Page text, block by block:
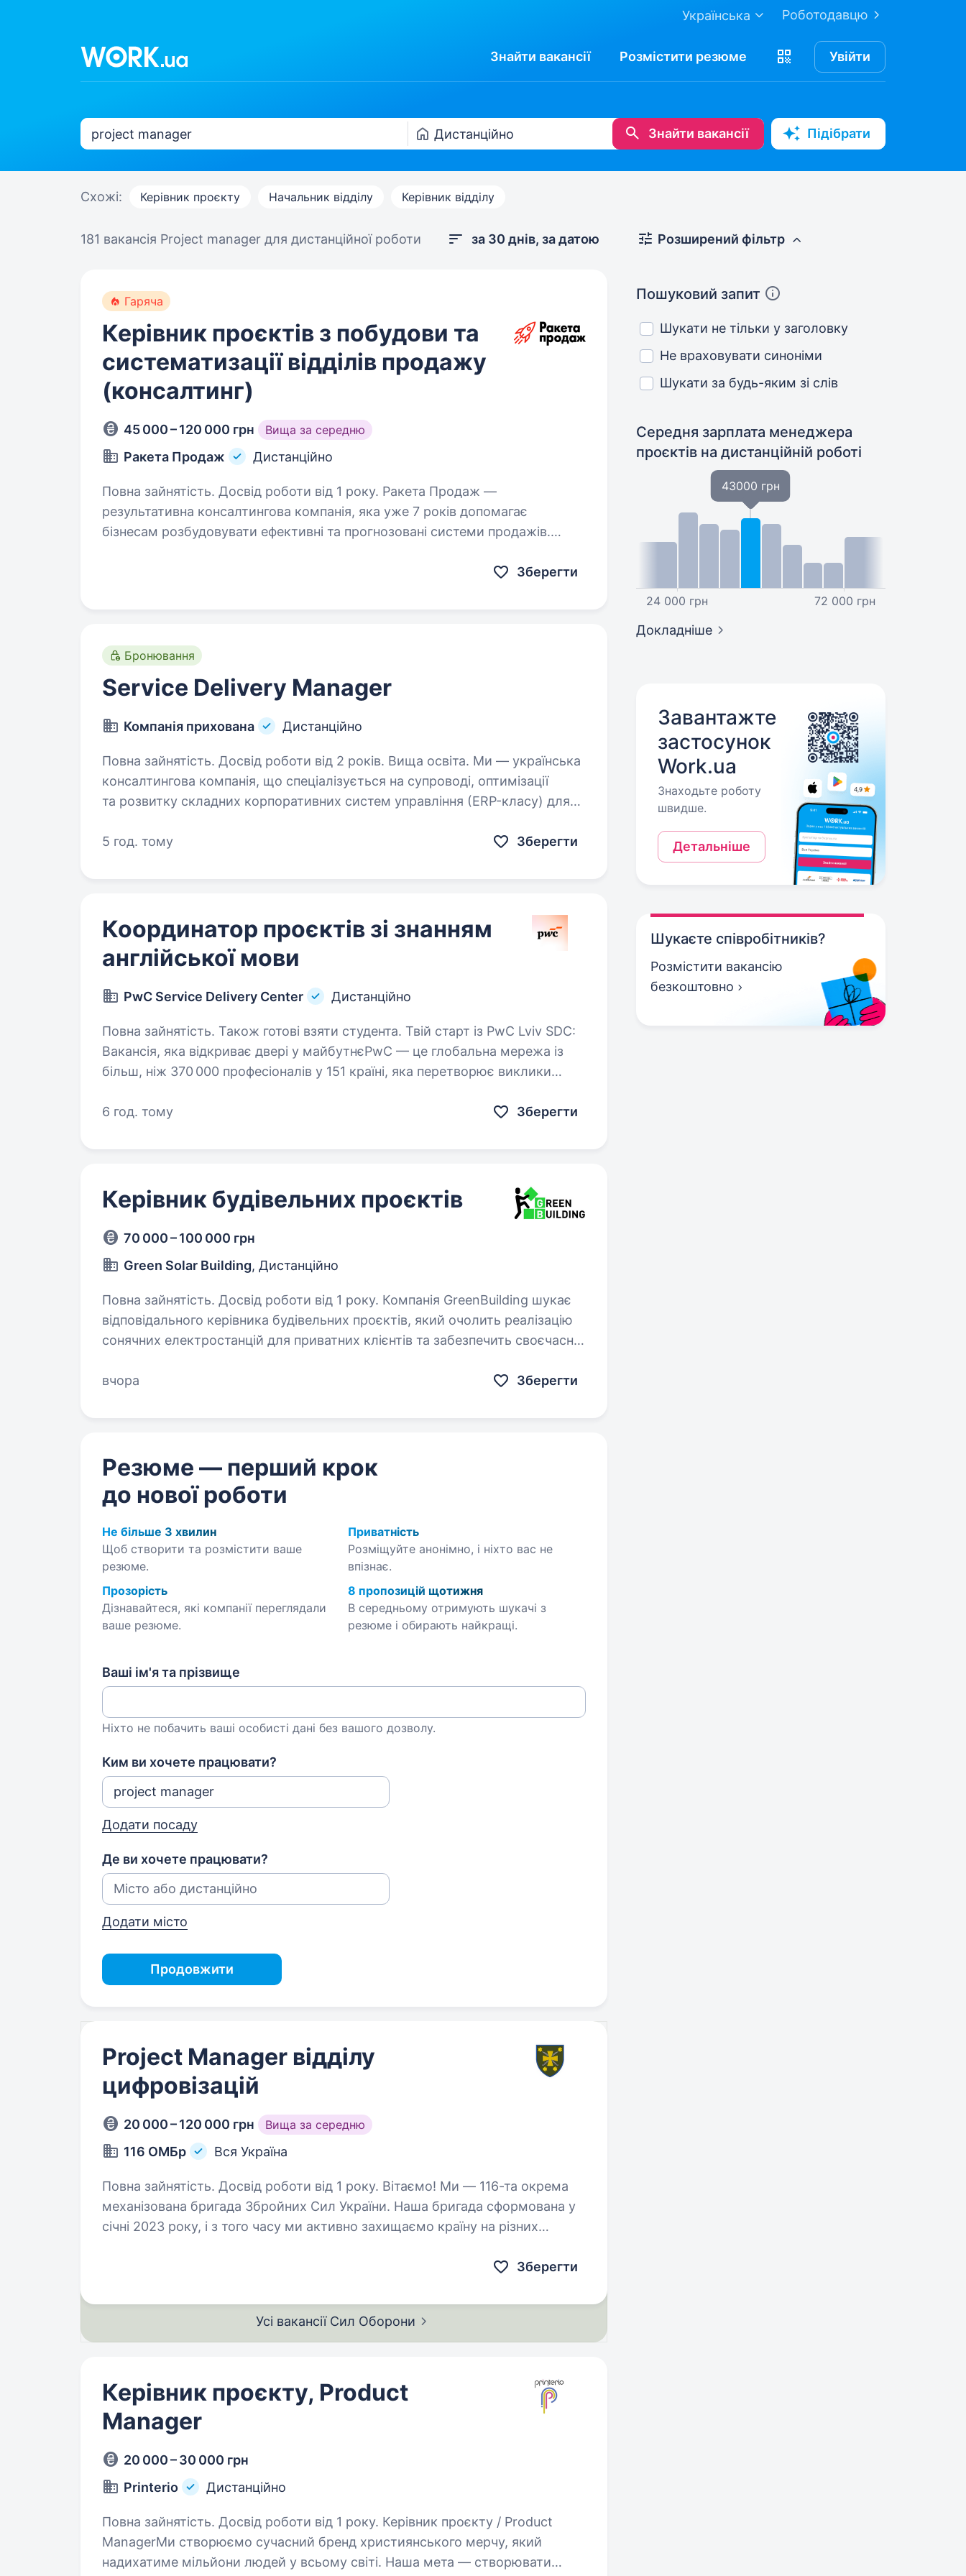
Роботодавцю
Українська
Знайти вакансії Розмістити резюме Увійти
Знайти вакансії Підібрати
Схожі: Керівник проєкту Начальник відділу Керівник відділу
181 вакансія Project manager для дистанційної роботи за 30 днів, за датою
Гаряча
Керівник проєктів з побудови та
систематизації відділів продажу
(консалтинг)
45 000 – 120 000 грн Вища за середню
Ракета Продаж Дистанційно
Повна зайнятість. Досвід роботи від 1 року. Ракета Продаж —
результативна консалтингова компанія, яка уже 7 років допомагає
бізнесам розбудовувати ефективні та прогнозовані системи продажів.
Зберегти
Бронювання
Service Delivery Manager
Компанія прихована Дистанційно
Повна зайнятість. Досвід роботи від 2 років. Вища освіта. Ми — українська
консалтингова компанія, що спеціалізується на супроводі, оптимізації
та розвитку складних корпоративних систем управління (ERP-класу) для
5 год. тому
Зберегти
Координатор проєктів зі знанням
англійської мови
PwC Service Delivery Center Дистанційно
Повна зайнятість. Також готові взяти студента. Твій старт із PwC Lviv SDC:
Вакансія, яка відкриває двері у майбутнєPwC — це глобальна мережа із
більш, ніж 370 000 професіоналів у 151 країні, яка перетворює виклики
6 год. тому
Зберегти
Керівник будівельних проєктів
70 000 – 100 000 грн
Green Solar Building, Дистанційно
Повна зайнятість. Досвід роботи від 1 року. Компанія GreenBuilding шукає
відповідального керівника будівельних проєктів, який очолить реалізацію
сонячних електростанцій для приватних клієнтів та забезпечить своєчасне
вчора
Зберегти
Резюме — перший крок
до нової роботи
Не більше 3 хвилин
Щоб створити та розмістити ваше
резюме.
Приватність
Розміщуйте анонімно, і ніхто вас не
впізнає.
Прозорість
Дізнавайтеся, які компанії переглядали
ваше резюме.
8 пропозицій щотижня
В середньому отримують шукачі з
резюме і обирають найкращі.
Ваші ім'я та прізвище
Ніхто не побачить ваші особисті дані без вашого дозволу.
Ким ви хочете працювати?
Додати посаду
Де ви хочете працювати?
Додати місто
Продовжити
Project Manager відділу
цифровізацій
20 000 – 120 000 грн Вища за середню
116 ОМБр Вся Україна
Повна зайнятість. Досвід роботи від 1 року. Вітаємо! Ми — 116-та окрема
механізована бригада Збройних Сил України. Наша бригада сформована у
січні 2023 року, і з того часу ми активно захищаємо країну на різних
Зберегти
Усі вакансії Сил Оборони
Керівник проєкту, Product
Manager
20 000 – 30 000 грн
Printerio
Дистанційно
Повна зайнятість. Досвід роботи від 1 року. Керівник проєкту / Product
ManagerМи створюємо сучасний бренд християнського мерчу, який
надихатиме мільйони людей у всьому світі. Наша мета — створювати
Розширений фільтр
Пошуковий запит
Шукати не тільки у заголовку
Не враховувати синоніми
Шукати за будь-яким зі слів
Середня зарплата менеджера
проєктів на дистанційній роботі
24 000 грн
43000 грн
72 000 грн
Докладніше
Завантажте
застосунок
Work.ua
Знаходьте роботу
швидше.
Детальніше
Шукаєте співробітників?
Розмістити вакансію
безкоштовно